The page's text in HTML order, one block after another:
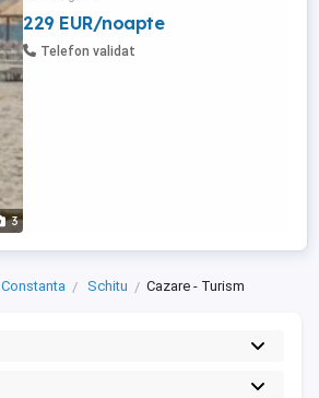
3
(CAZARE + PENSIUNE COMPLETĂ: Mic
dejun, Prânz, Cină). Servicii Incluse în
oferta standard (recreere, odihnă și
229 EUR/noapte
Telefon validat
Constanta Schitu Cazare - Turism